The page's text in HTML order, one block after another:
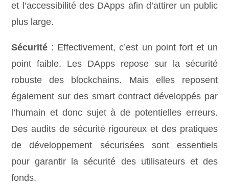
et l’accessibilité des DApps afin d’attirer un public
plus large.
Sécurité : Effectivement, c’est un point fort et un
point faible. Les DApps repose sur la sécurité
robuste des blockchains. Mais elles reposent
également sur des smart contract développés par
l’humain et donc sujet à de potentielles erreurs.
Des audits de sécurité rigoureux et des pratiques
de développement sécurisées sont essentiels
pour garantir la sécurité des utilisateurs et des
fonds.